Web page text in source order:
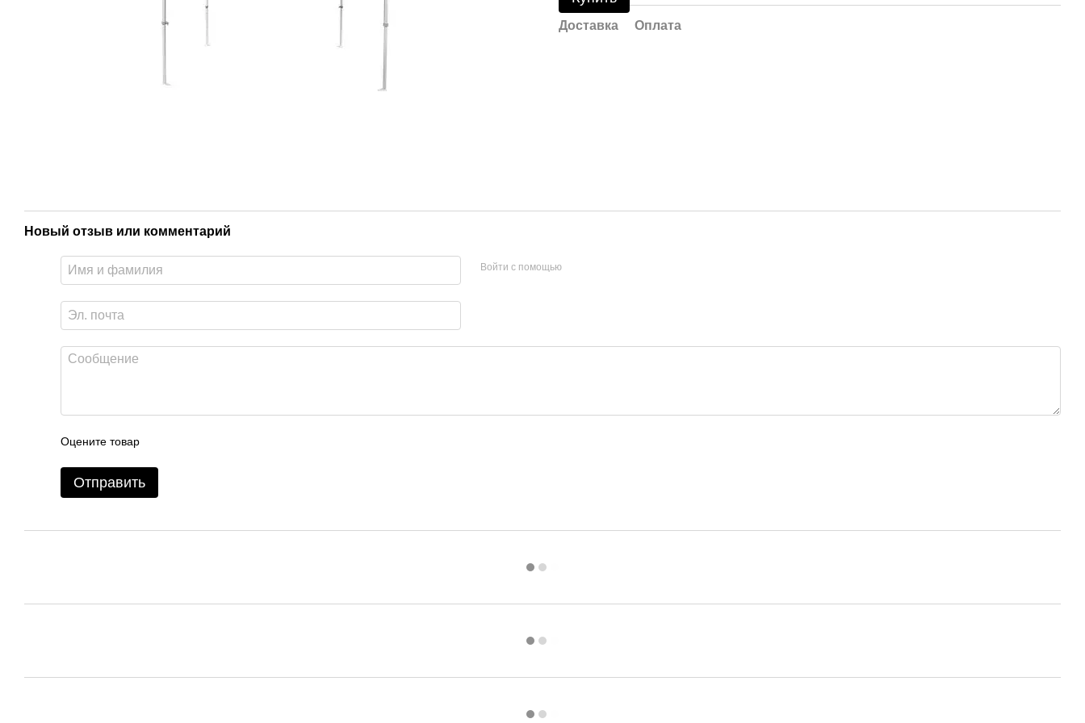
Доставка Оплата
Новый отзыв или комментарий
Войти с помощью
Оцените товар
Отправить